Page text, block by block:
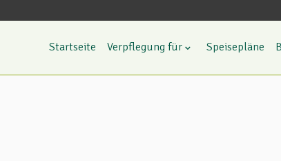
Startseite Verpflegung für Speisepläne